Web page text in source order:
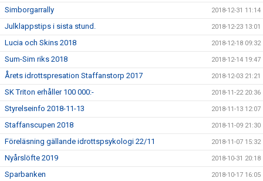
Simborgarrally 2018-12-31 11:14
Julklappstips i sista stund. 2018-12-23 13:01
Lucia och Skins 2018 2018-12-18 09:32
Sum-Sim riks 2018 2018-12-14 19:47
Årets idrottspresation Staffanstorp 2017 2018-12-03 21:21
SK Triton erhåller 100 000:- 2018-11-22 20:36
Styrelseinfo 2018-11-13 2018-11-13 12:07
Staffanscupen 2018 2018-11-09 21:30
Föreläsning gällande idrottspsykologi 22/11 2018-11-07 15:32
Nyårslöfte 2019 2018-10-31 20:18
Sparbanken 2018-10-17 16:05